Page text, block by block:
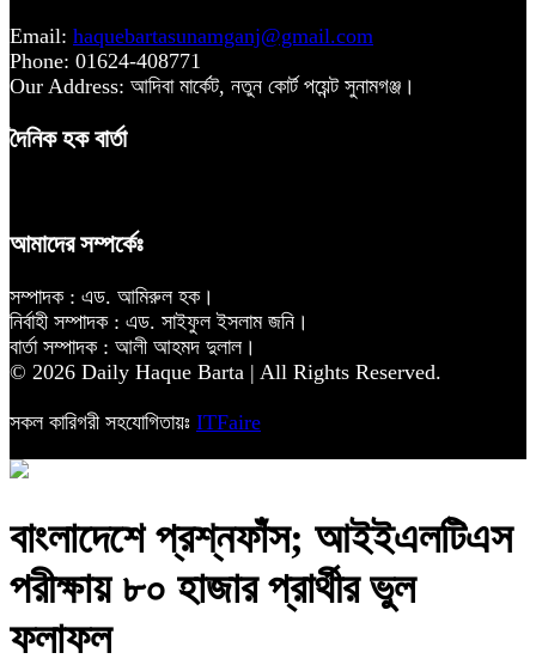
Email: haquebartasunamganj@gmail.com
Phone: 01624-408771
Our Address: আদিবা মার্কেট, নতুন কোর্ট পয়েন্ট সুনামগঞ্জ।
দৈনিক হক বার্তা
আমাদের সম্পর্কেঃ
সম্পাদক : এড. আমিরুল হক।
নির্বাহী সম্পাদক : এড. সাইফুল ইসলাম জনি।
বার্তা সম্পাদক : আলী আহমদ দুলাল।
© 2026 Daily Haque Barta | All Rights Reserved.
সকল কারিগরী সহযোগিতায়ঃ ITFaire
বাংলাদেশে প্রশ্নফাঁস; আইইএলটিএস
পরীক্ষায় ৮০ হাজার প্রার্থীর ভুল
ফলাফল